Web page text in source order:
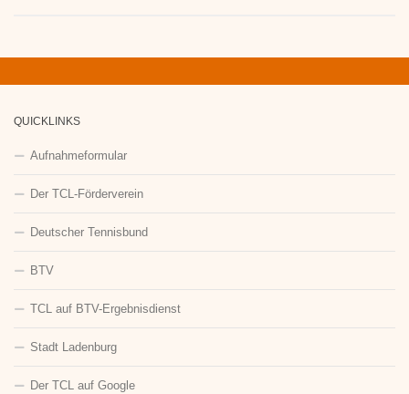
QUICKLINKS
Aufnahmeformular
Der TCL-Förderverein
Deutscher Tennisbund
BTV
TCL auf BTV-Ergebnisdienst
Stadt Ladenburg
Der TCL auf Google